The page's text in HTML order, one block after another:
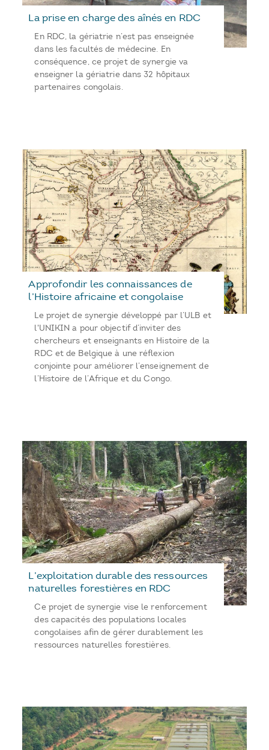
La prise en charge des aînés en RDC
En RDC, la gériatrie n’est pas enseignée
dans les facultés de médecine. En
conséquence, ce projet de synergie va
enseigner la gériatrie dans 32 hôpitaux
partenaires congolais.
Approfondir les connaissances de
l’Histoire africaine et congolaise
Le projet de synergie développé par l’ULB et
l'UNIKIN a pour objectif d’inviter des
chercheurs et enseignants en Histoire de la
RDC et de Belgique à une réflexion
conjointe pour améliorer l’enseignement de
l’Histoire de l’Afrique et du Congo.
L’exploitation durable des ressources
naturelles forestières en RDC
Ce projet de synergie vise le renforcement
des capacités des populations locales
congolaises afin de gérer durablement les
ressources naturelles forestières.